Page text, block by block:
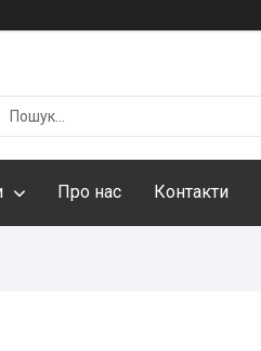
Про нас Контакти